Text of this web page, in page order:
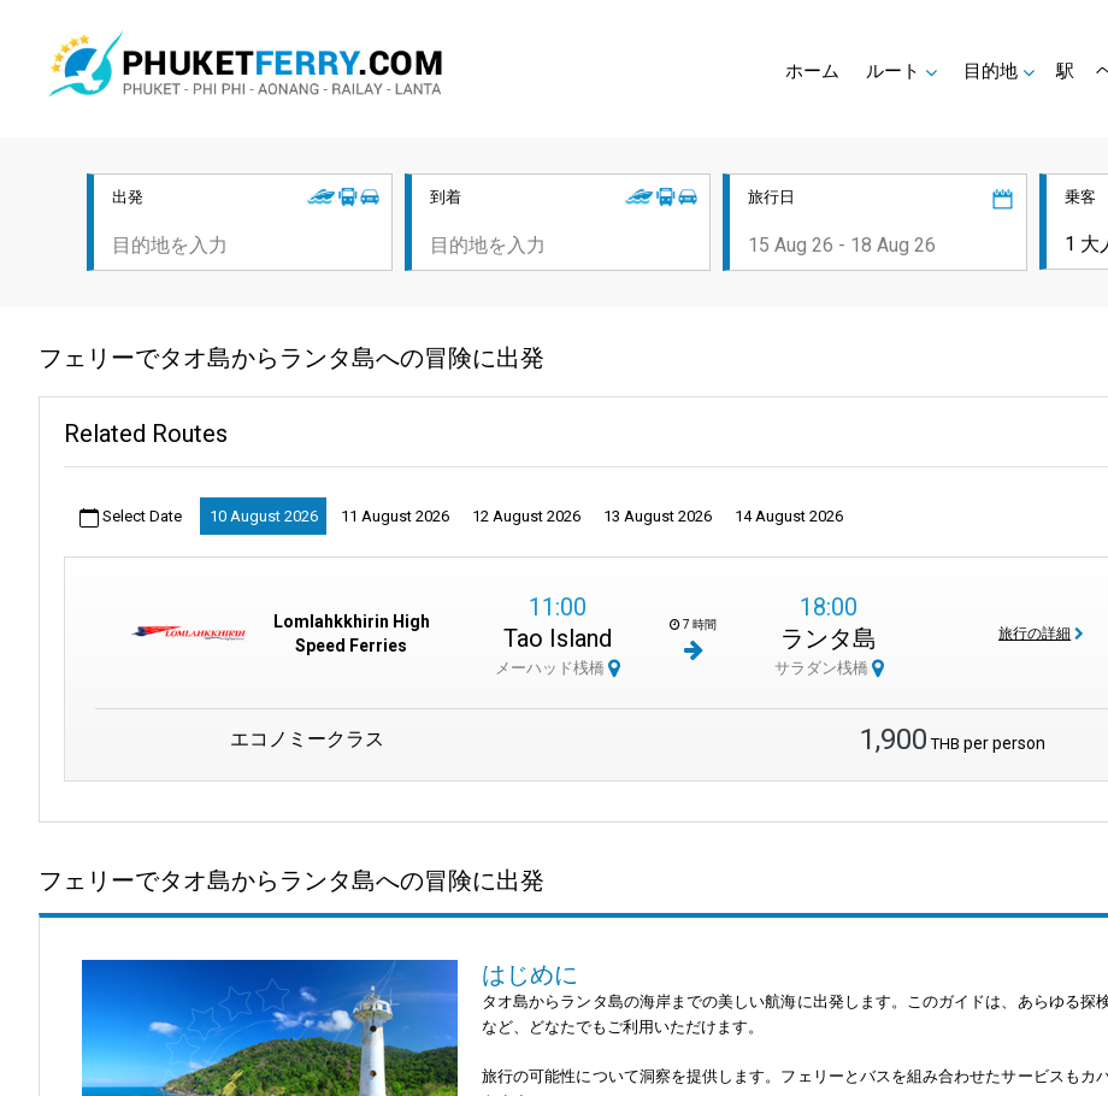
ホーム ルート 目的地 駅
出発 到着 旅行日 乗客
フェリーでタオ島からランタ島への冒険に出発
Related Routes
Select Date 10 August 2026 11 August 2026 12 August 2026 13 August 2026 14 August 2026
Lomlahkkhirin High
Speed Ferries
11:00
Tao Island
メーハッド桟橋
7 時間
18:00
ランタ島
サラダン桟橋
旅行の詳細
エコノミークラス 1,900 THB per person
フェリーでタオ島からランタ島への冒険に出発
はじめに
タオ島からランタ島の海岸までの美しい航海に出発します。このガイドは、あらゆる
など、どなたでもご利用いただけます。
旅行の可能性について洞察を提供します。フェリーとバスを組み合わせたサービスも